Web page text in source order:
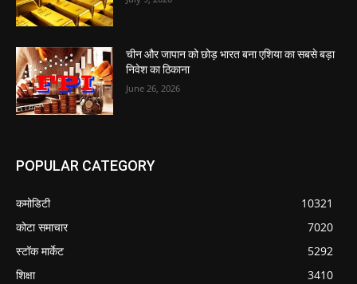
चीन और जापान को छोड़ भारत बना एशिया का सबसे बड़ा
निवेश का ठिकाना
June 26, 2026
POPULAR CATEGORY
कमोडिटी
10321
कोटा समाचार
7020
स्टॉक मार्केट
5292
शिक्षा
3410